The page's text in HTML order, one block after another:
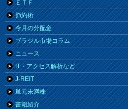
ＥＴＦ
節約術
今月の分配金
ブラジル市場コラム
ニュース
IT・アクセス解析など
J-REIT
単元未満株
書籍紹介